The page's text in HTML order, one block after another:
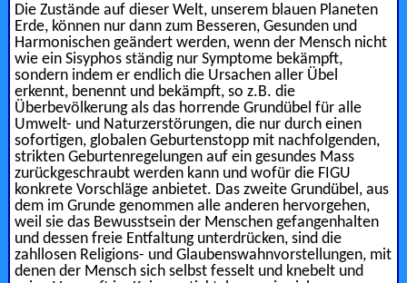
Die Zustände auf dieser Welt, unserem blauen Planeten
Erde, können nur dann zum Besseren, Gesunden und
Harmonischen geändert werden, wenn der Mensch nicht
wie ein Sisyphos ständig nur Symptome bekämpft,
sondern indem er endlich die Ursachen aller Übel
erkennt, benennt und bekämpft, so z.B. die
Überbevölkerung als das horrende Grundübel für alle
Umwelt- und Naturzerstörungen, die nur durch einen
sofortigen, globalen Geburtenstopp mit nachfolgenden,
strikten Geburtenregelungen auf ein gesundes Mass
zurückgeschraubt werden kann und wofür die FIGU
konkrete Vorschläge anbietet. Das zweite Grundübel, aus
dem im Grunde genommen alle anderen hervorgehen,
weil sie das Bewusstsein der Menschen gefangenhalten
und dessen freie Entfaltung unterdrücken, sind die
zahllosen Religions- und Glaubenswahnvorstellungen, mit
denen der Mensch sich selbst fesselt und knebelt und